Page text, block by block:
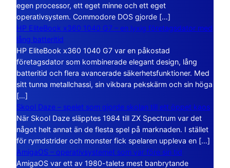
egen processor, ett eget minne och ett eget
operativsystem. Commodore DOS gjorde […]
HP EliteBook x360 1040 G7 – en lyxig företagsdator med
lång batteritid
HP EliteBook x360 1040 G7 var en påkostad
företagsdator som kombinerade elegant design, lång
batteritid och flera avancerade säkerhetsfunktioner. Med
sitt tunna metallchassi, sin vikbara pekskärm och sin höga
[…]
Skool Daze – spelet som gjorde skolan till ett öppet kaos
När Skool Daze släpptes 1984 till ZX Spectrum var det
något helt annat än de flesta spel på marknaden. I stället
för rymdstrider och monster fick spelaren uppleva en […]
AmigaOS – operativsystemet som var före sin tid
AmigaOS var ett av 1980-talets mest banbrytande